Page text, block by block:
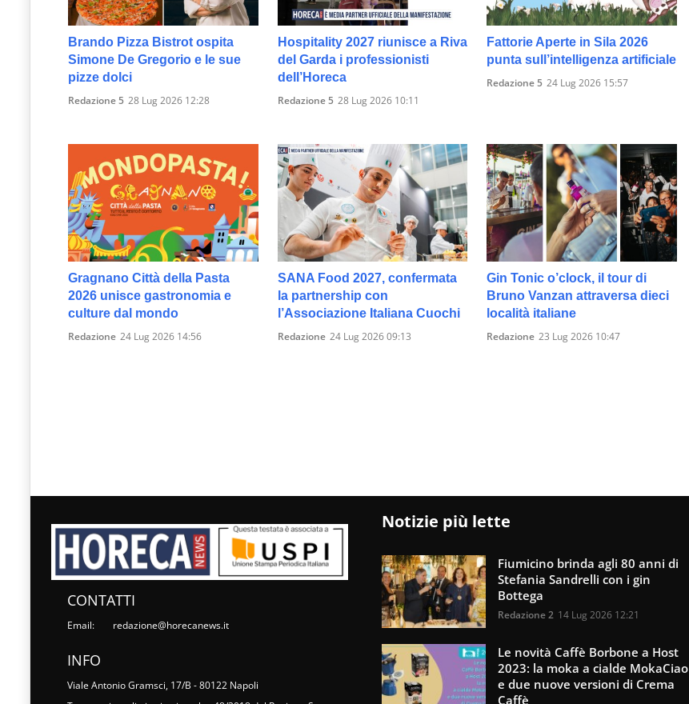
Brando Pizza Bistrot ospita
Simone De Gregorio e le sue
pizze dolci
Redazione 5 28 Lug 2026 12:28
Hospitality 2027 riunisce a Riva
del Garda i professionisti
dell’Horeca
Redazione 5 28 Lug 2026 10:11
Fattorie Aperte in Sila 2026
punta sull’intelligenza artificiale
Redazione 5 24 Lug 2026 15:57
Gragnano Città della Pasta
2026 unisce gastronomia e
culture dal mondo
Redazione 24 Lug 2026 14:56
SANA Food 2027, confermata
la partnership con
l’Associazione Italiana Cuochi
Redazione 24 Lug 2026 09:13
Gin Tonic o’clock, il tour di
Bruno Vanzan attraversa dieci
località italiane
Redazione 23 Lug 2026 10:47
CONTATTI
Email: redazione@horecanews.it
INFO
Viale Antonio Gramsci, 17/B - 80122 Napoli
Notizie più lette
Fiumicino brinda agli 80 anni di
Stefania Sandrelli con i gin
Bottega
Redazione 2 14 Lug 2026 12:21
Le novità Caffè Borbone a Host
2023: la moka a cialde MokaCiao
e due nuove versioni di Crema
Caffè